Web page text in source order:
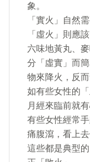
象。
「實火」自然
「虛火」則應
六味地黃丸、
分「虛實」而
物來降火，反而
如有些女性的
月經來臨前就
有些女性經常
痛腹瀉，看上
這些都是典型